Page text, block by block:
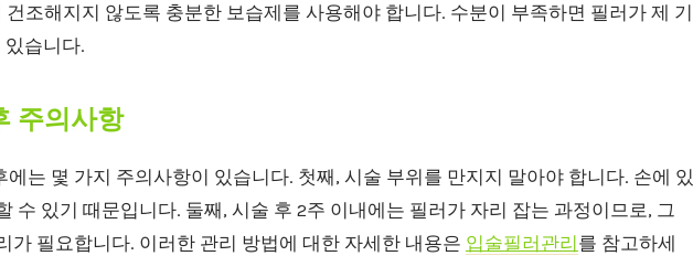
건조해지지 않도록 충분한 보습제를 사용해야 합니다. 수분이 부족하면 필러가 제 기
있습니다.
주의사항
는 몇 가지 주의사항이 있습니다. 첫째, 시술 부위를 만지지 말아야 합니다. 손에 있
수 있기 때문입니다. 둘째, 시술 후 2주 이내에는 필러가 자리 잡는 과정이므로, 그
가 필요합니다. 이러한 관리 방법에 대한 자세한 내용은 입술필러관리 를 참고하세